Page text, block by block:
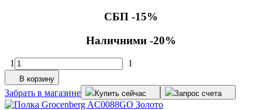
СБП -15%
Наличними -20%
1 1
В корзину
Забрать в магазине Купить сейчас Запрос счета